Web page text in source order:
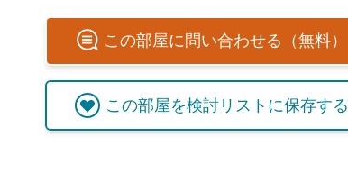
この部屋に問い合わせる（無料）
この部屋を検討リストに保存する